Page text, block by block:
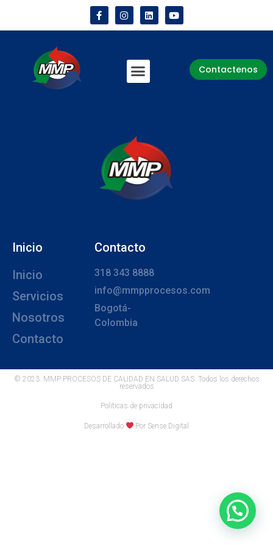
Contactenos
Inicio
Inicio
Servicios
Nosotros
Contacto
Contacto
318 343 8888
info@mmpprocesos.com
Bogotá-
Colombia
© 2023. MMP PROCESOS DE CALIDAD EN SALUD SAS. Todos los derechos
reservados
Politicas de privacidad
Desarrollado Por Sense Digital